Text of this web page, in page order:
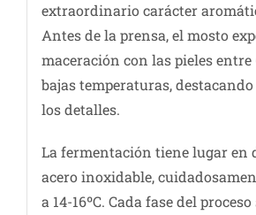
extraordinario carácter
Antes de la prensa, el mosto
maceración con las pieles entre
bajas temperaturas,
los detalles.
La fermentación tiene lugar en
acero inoxidable,
a 14-16ºC. Cada fase del